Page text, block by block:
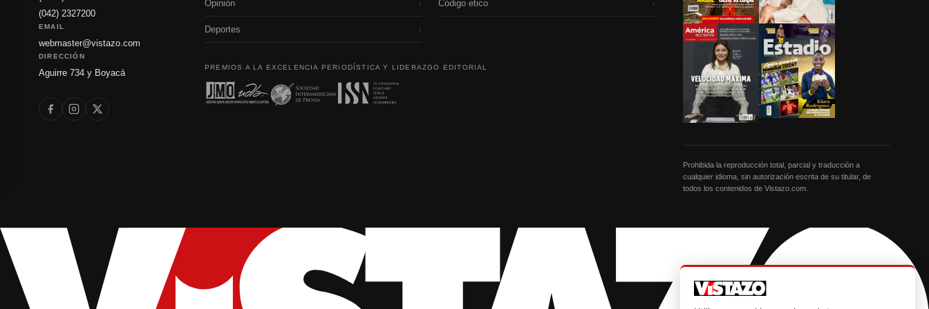
(042) 2327200
EMAIL
webmaster@vistazo.com
DIRECCIÓN
Aguirre 734 y Boyacá
Opinión ›
Deportes ›
Código etico ›
PREMIOS A LA EXCELENCIA PERIODÍSTICA Y LIDERAZGO EDITORIAL
Prohibida la reproducción total, parcial y traducción a
cualquier idioma, sin autorización escrita de su titular, de
todos los contenidos de Vistazo.com.